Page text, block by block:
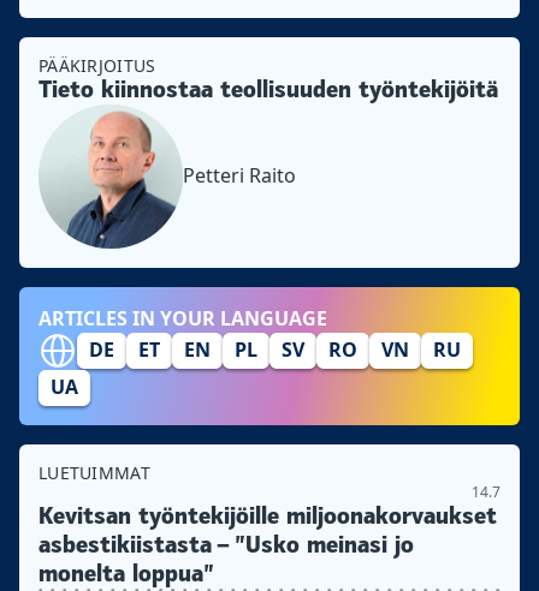
PÄÄKIRJOITUS
Tieto kiinnostaa teollisuuden työntekijöitä
Petteri Raito
ARTICLES IN YOUR LANGUAGE
DE
ET EN PL SV RO VN
RU
UA
LUETUIMMAT
14.7
Kevitsan työntekijöille miljoonakorvaukset
asbestikiistasta – ”Usko meinasi jo
monelta loppua”